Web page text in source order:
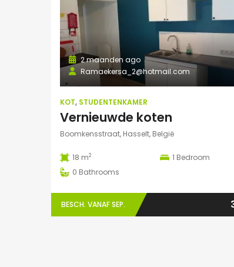
Ramaekersa_2@hotmail.com
2 maanden ago
KOT, STUDENTENKAMER
Vernieuwde koten
Boomkensstraat, Hasselt, België
18 m2 1 Bedroom
0 Bathrooms
BESCH. VANAF SEP.